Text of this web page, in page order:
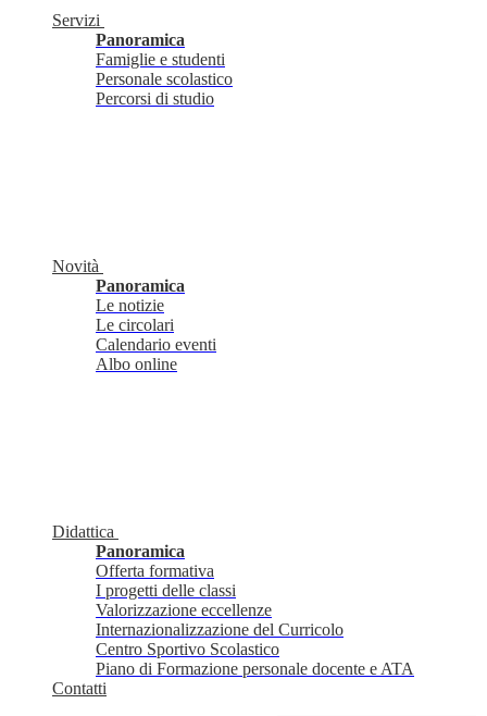
Servizi
Panoramica
Famiglie e studenti
Personale scolastico
Percorsi di studio
Novità
Panoramica
Le notizie
Le circolari
Calendario eventi
Albo online
Didattica
Panoramica
Offerta formativa
I progetti delle classi
Valorizzazione eccellenze
Internazionalizzazione del Curricolo
Centro Sportivo Scolastico
Piano di Formazione personale docente e ATA
Contatti